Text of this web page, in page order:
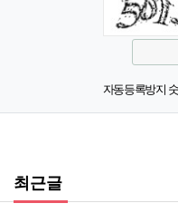
자동등록방지
최근글